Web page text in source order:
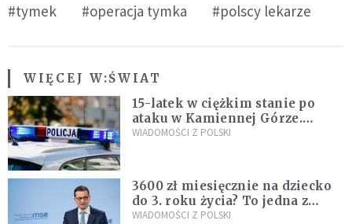
#tymek #operacja tymka #polscy lekarze
WIĘCEJ W:ŚWIAT
15-latek w ciężkim stanie po
ataku w Kamiennej Górze.
Policja zatrzymała dwóch
WIADOMOŚCI Z POLSKI
3600 zł miesięcznie na dziecko
do 3. roku życia? To jedna z
propozycji programu "Rozwój
WIADOMOŚCI Z POLSKI